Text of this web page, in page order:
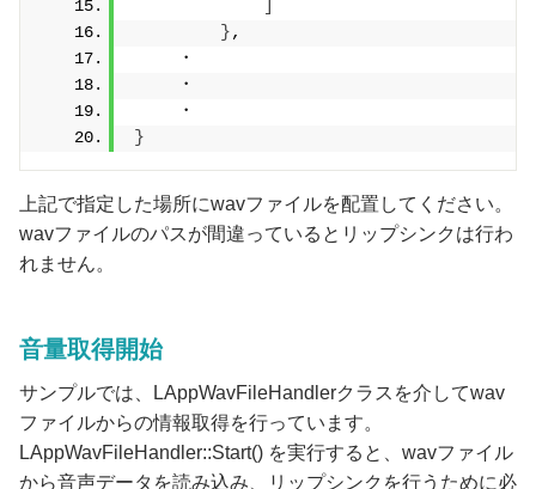
},
    ・
    ・
    ・
}
上記で指定した場所にwavファイルを配置してください。
wavファイルのパスが間違っているとリップシンクは行わ
れません。
音量取得開始
サンプルでは、LAppWavFileHandlerクラスを介してwav
ファイルからの情報取得を行っています。
LAppWavFileHandler::Start() を実行すると、wavファイル
から音声データを読み込み、リップシンクを行うために必